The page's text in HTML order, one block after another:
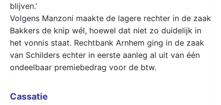
blijven.’
Volgens Manzoni maakte de lagere rechter in de zaak
Bakkers de knip wél, hoewel dat niet zo duidelijk in
het vonnis staat. Rechtbank Arnhem ging in de zaak
van Schilders echter in eerste aanleg al uit van één
ondeelbaar premiebedrag voor de btw.
Cassatie